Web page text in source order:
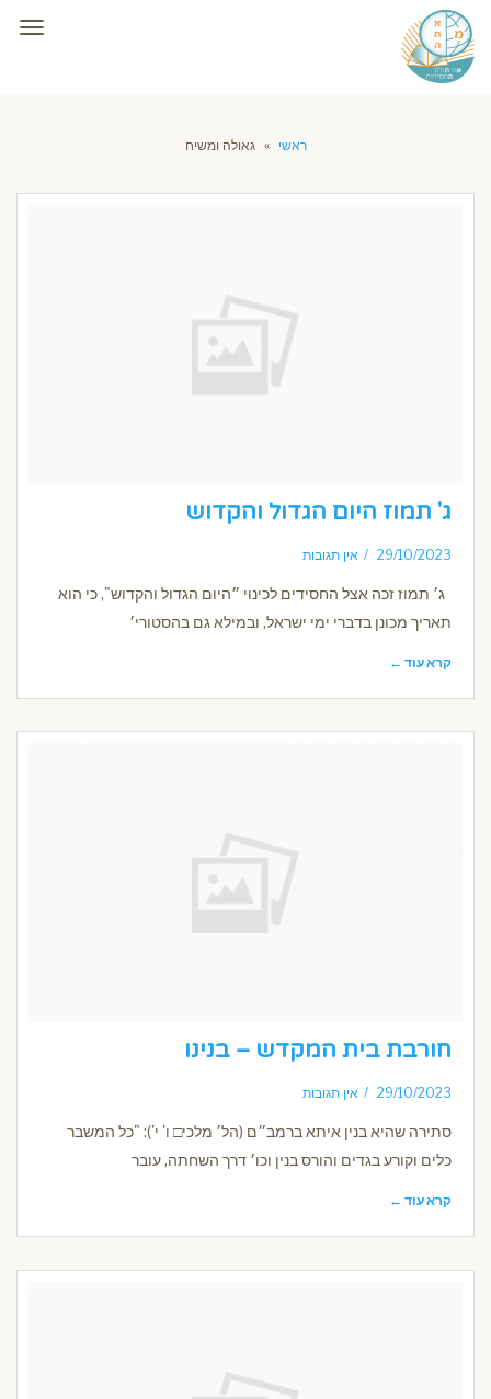
ראשי » גאולה ומשיח
ג' תמוז היום הגדול והקדוש
29/10/2023 אין תגובות
ג׳ תמוז זכה אצל החסידים לכינוי ״היום הגדול והקדוש", כי הוא
תאריך מכונן בדברי ימי ישראל, ובמילא גם בהסטורי׳
קרא עוד ←
חורבת בית המקדש – בנינו
29/10/2023 אין תגובות
סתירה שהיא בנין איתא ברמב״ם (הל׳ מלכי□ ו' י'): "כל המשבר
כלים וקורע בגדים והורס בנין וכו׳ דרך השחתה, עובר
קרא עוד ←